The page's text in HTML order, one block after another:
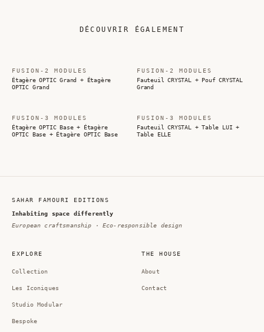
DÉCOUVRIR ÉGALEMENT
FUSION-2 MODULES
Étagère OPTIC Grand + Étagère
OPTIC Grand
FUSION-2 MODULES
Fauteuil CRYSTAL + Pouf CRYSTAL
Grand
FUSION-3 MODULES
Étagère OPTIC Base + Étagère
OPTIC Base + Étagère OPTIC Base
FUSION-3 MODULES
Fauteuil CRYSTAL + Table LUI +
Table ELLE
SAHAR FAMOURI EDITIONS
Inhabiting space differently
European craftsmanship · Eco-responsible design
EXPLORE
Collection
Les Iconiques
Studio Modular
Bespoke
THE HOUSE
About
Contact